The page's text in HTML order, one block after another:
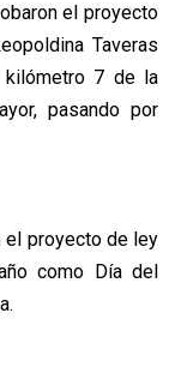
el proyecto
Taveras
kilómetro 7 de la
pasando por
el proyecto de ley
como Día del